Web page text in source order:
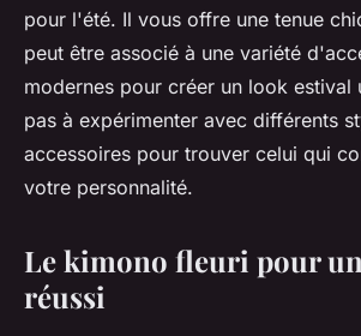
pour l'été. Il vous offre une tenue
peut être associé à une variété
modernes pour créer un look estival
pas à expérimenter avec différents
accessoires pour trouver celui qui
votre personnalité.
Le kimono fleuri pour
réussi